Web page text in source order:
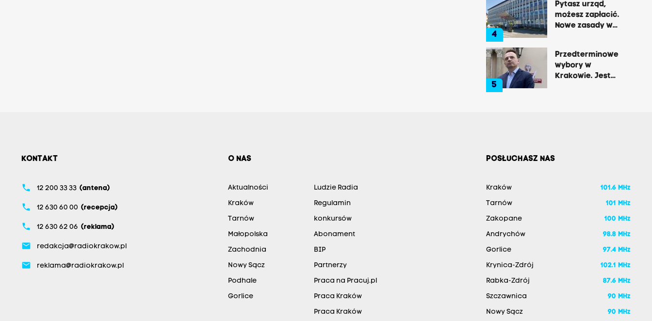
4
Pytasz urząd,
możesz zapłacić.
Nowe zasady w
5
Przedterminowe
wybory w
Krakowie. Jest
KONTAKT
phone 12 200 33 33 (antena)
phone 12 630 60 00 (recepcja)
phone 12 630 62 06 (reklama)
email redakcja@radiokrakow.pl
email reklama@radiokrakow.pl
O NAS
Aktualności
Kraków
Tarnów
Małopolska
Zachodnia
Nowy Sącz
Podhale
Gorlice
Ludzie Radia
Regulamin
konkursów
Abonament
BIP
Partnerzy
Praca na Pracuj.pl
Praca Kraków
Praca Kraków
POSŁUCHASZ NAS
Kraków 101.6 MHz
Tarnów 101 MHz
Zakopane 100 MHz
Andrychów 98.8 MHz
Gorlice 97.4 MHz
Krynica-Zdrój 102.1 MHz
Rabka-Zdrój 87.6 MHz
Szczawnica 90 MHz
Nowy Sącz 90 MHz